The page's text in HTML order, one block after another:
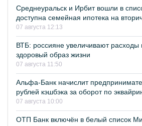
Среднеуральск и Ирбит вошли в
доступна семейная ипотека на
07 августа 12:13
ВТБ: россияне увеличивают расходы
здоровый образ жизни
07 августа 11:50
Альфа-Банк начислит
рублей кэшбэка за оборот по
07 августа 10:00
ОТП Банк включён в белый список